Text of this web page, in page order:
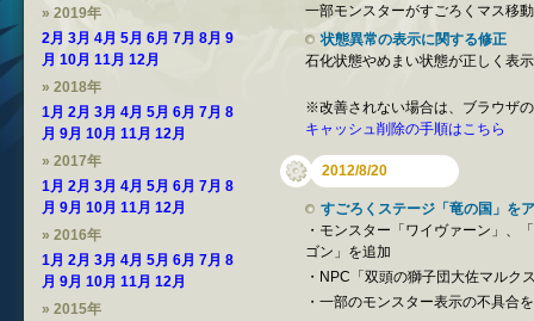
一部モンスターがすごろくマス移
状態異常の表示に関する修正
石化状態やめまい状態が正しく表
※改善されない場合は、ブラウザ
キャッシュ削除の手順はこちら
2012/8/20
すごろくステージ「竜の国」を
・モンスター「ワイヴァーン」、
ゴン」を追加
・NPC「双頭の獅子団大佐マルク
・一部のモンスター表示の不具合
» 2019年
2月 3月 4月 5月 6月 7月 8月 9
月 10月 11月 12月
» 2018年
1月 2月 3月 4月 5月 6月 7月 8
月 9月 10月 11月 12月
» 2017年
1月 2月 3月 4月 5月 6月 7月 8
月 9月 10月 11月 12月
» 2016年
1月 2月 3月 4月 5月 6月 7月 8
月 9月 10月 11月 12月
» 2015年